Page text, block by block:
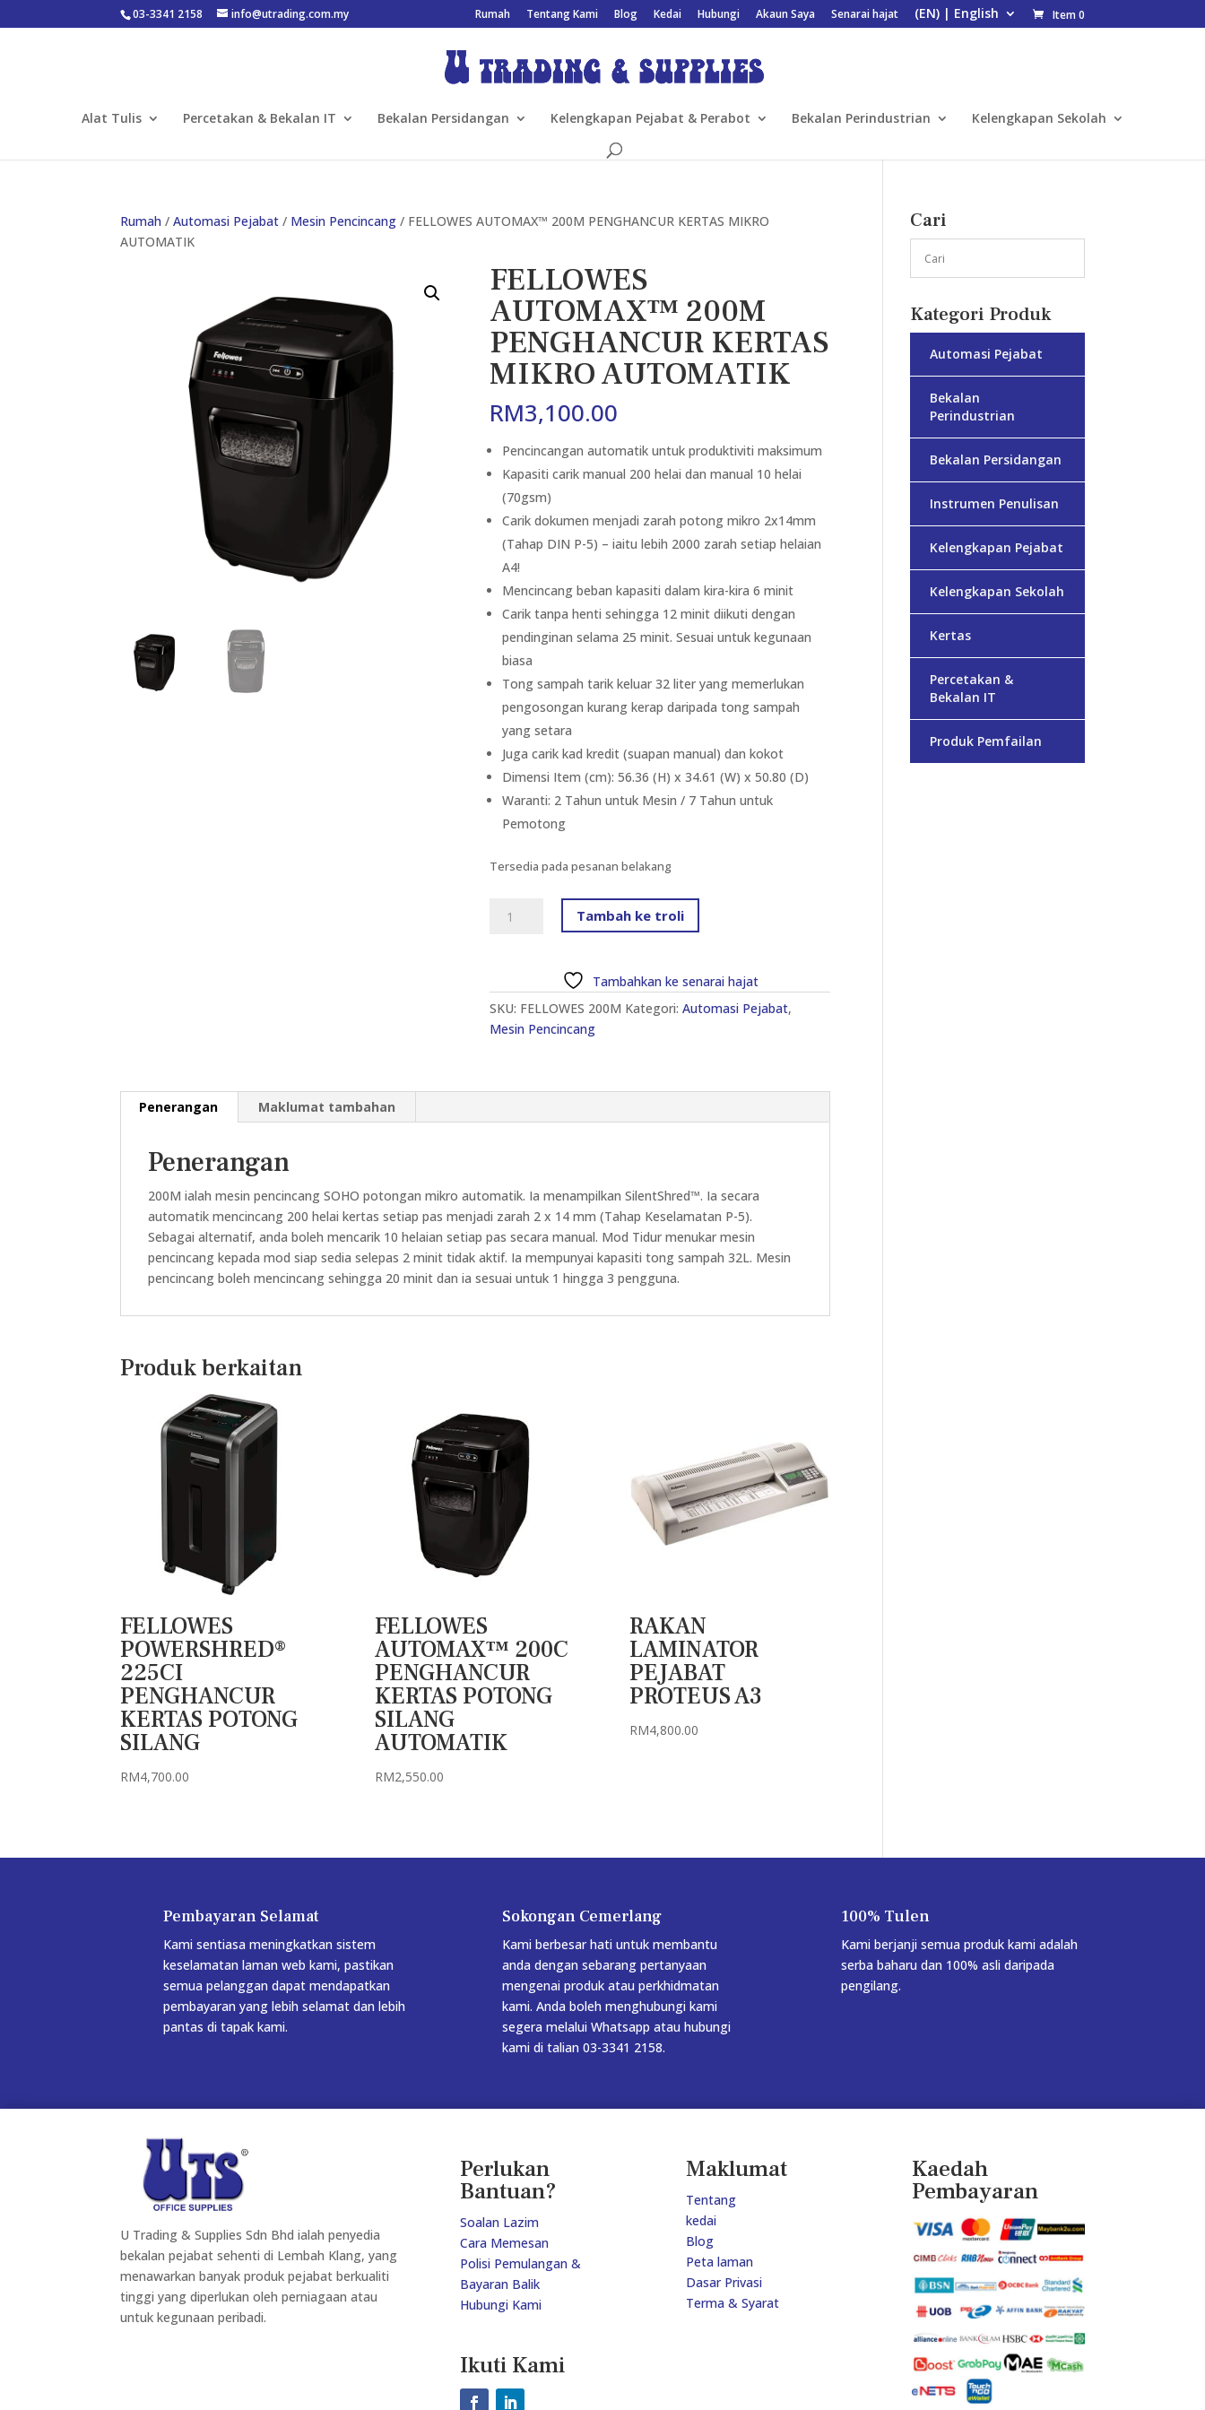
03-3341 2158 info@utrading.com.my Rumah Tentang Kami Blog Kedai Hubungi Akaun Saya Senarai hajat Item 0
Alat Tulis Percetakan & Bekalan IT Bekalan Persidangan Kelengkapan Pejabat & Perabot Bekalan Perindustrian Kelengkapan Sekolah
Rumah /Automasi Pejabat / Mesin Pencincang / FELLOWES AUTOMAX™ 200M PENGHANCUR KERTAS MIKRO
AUTOMATIK
FELLOWES
AUTOMAX™ 200M
PENGHANCUR KERTAS
MIKRO AUTOMATIK
RM3,100.00
Pencincangan automatik untuk produktiviti maksimum
Kapasiti carik manual 200 helai dan manual 10 helai
(70gsm)
Carik dokumen menjadi zarah potong mikro 2x14mm
(Tahap DIN P-5) – iaitu lebih 2000 zarah setiap helaian
A4!
Mencincang beban kapasiti dalam kira-kira 6 minit
Carik tanpa henti sehingga 12 minit diikuti dengan
pendinginan selama 25 minit. Sesuai untuk kegunaan
biasa
Tong sampah tarik keluar 32 liter yang memerlukan
pengosongan kurang kerap daripada tong sampah
yang setara
Juga carik kad kredit (suapan manual) dan kokot
Dimensi Item (cm): 56.36 (H) x 34.61 (W) x 50.80 (D)
Waranti: 2 Tahun untuk Mesin / 7 Tahun untuk
Pemotong
Tersedia pada pesanan belakang
PENGHANCUR
KERTAS
MIKRO
AUTOMATIK
Tambah ke troli
Tambahkan ke senarai hajat
SKU: FELLOWES 200M Kategori:Automasi Pejabat,
Mesin Pencincang
Penerangan Maklumat tambahan
Penerangan
200M ialah mesin pencincang SOHO potongan mikro automatik. Ia menampilkan SilentShred™. Ia secara
automatik mencincang 200 helai kertas setiap pas menjadi zarah 2 x 14 mm (Tahap Keselamatan P-5).
Sebagai alternatif, anda boleh mencarik 10 helaian setiap pas secara manual. Mod Tidur menukar mesin
pencincang kepada mod siap sedia selepas 2 minit tidak aktif. Ia mempunyai kapasiti tong sampah 32L. Mesin
pencincang boleh mencincang sehingga 20 minit dan ia sesuai untuk 1 hingga 3 pengguna.
Produk berkaitan
FELLOWES
POWERSHRED®
225CI
PENGHANCUR
KERTAS POTONG
SILANG
RM4,700.00
FELLOWES
AUTOMAX™ 200C
PENGHANCUR
KERTAS POTONG
SILANG
AUTOMATIK
RM2,550.00
RAKAN
LAMINATOR
PEJABAT
PROTEUS A3
RM4,800.00
Cari
Kategori Produk
Automasi Pejabat
Bekalan
Perindustrian
Bekalan Persidangan
Instrumen Penulisan
Kelengkapan Pejabat
Kelengkapan Sekolah
Kertas
Percetakan &
Bekalan IT
Produk Pemfailan
Pembayaran Selamat
Kami sentiasa meningkatkan sistem
keselamatan laman web kami, pastikan
semua pelanggan dapat mendapatkan
pembayaran yang lebih selamat dan lebih
pantas di tapak kami.
Sokongan Cemerlang
Kami berbesar hati untuk membantu
anda dengan sebarang pertanyaan
mengenai produk atau perkhidmatan
kami. Anda boleh menghubungi kami
segera melalui Whatsapp atau hubungi
kami di talian 03-3341 2158.
100% Tulen
Kami berjanji semua produk kami adalah
serba baharu dan 100% asli daripada
pengilang.
U Trading & Supplies Sdn Bhd ialah penyedia
bekalan pejabat sehenti di Lembah Klang, yang
menawarkan banyak produk pejabat berkualiti
tinggi yang diperlukan oleh perniagaan atau
untuk kegunaan peribadi.
Perlukan
Bantuan?
Soalan Lazim
Cara Memesan
Polisi Pemulangan &
Bayaran Balik
Hubungi Kami
Ikuti Kami
Maklumat
Tentang
kedai
Blog
Peta laman
Dasar Privasi
Terma & Syarat
Kaedah
Pembayaran